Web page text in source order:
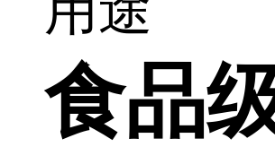
食品